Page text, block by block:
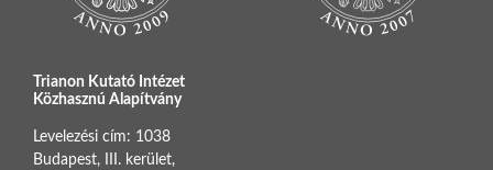
Trianon Kutató Intézet
Közhasznú Alapítvány
Levelezési cím: 1038
Budapest, III. kerület,